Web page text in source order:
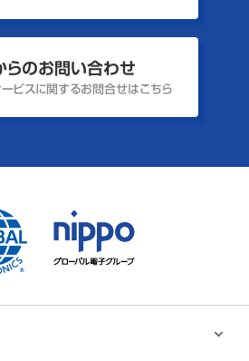
らのお問い合わせ
ビスに関するお問合せはこちら